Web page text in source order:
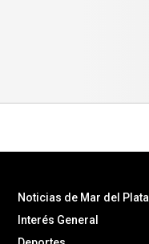
Noticias de Mar del Plata
Interés General